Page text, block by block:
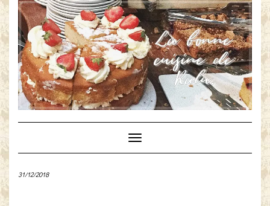
Toggle
Navigation
31/12/2018